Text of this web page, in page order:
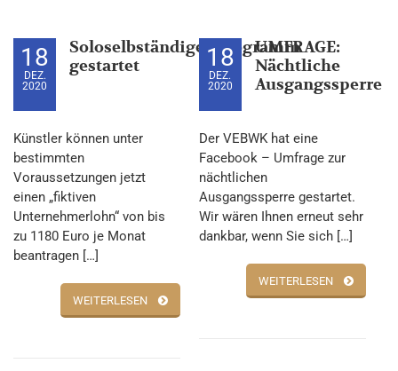
18
DEZ.
2020
Soloselbständigenprogramm
gestartet
Künstler können unter
bestimmten
Voraussetzungen jetzt
einen „fiktiven
Unternehmerlohn“ von bis
zu 1180 Euro je Monat
beantragen […]
WEITERLESEN
18
DEZ.
2020
UMFRAGE:
Nächtliche
Ausgangssperre
Der VEBWK hat eine
Facebook – Umfrage zur
nächtlichen
Ausgangssperre gestartet.
Wir wären Ihnen erneut sehr
dankbar, wenn Sie sich […]
WEITERLESEN